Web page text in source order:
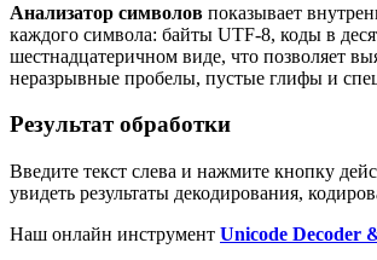
Анализатор символов показывает
каждого символа: байты UTF-8, коды в
шестнадцатеричном виде, что позволяет
неразрывные пробелы, пустые глифы и
Результат обработки
Введите текст слева и нажмите кнопку
увидеть результаты декодирования,
Наш онлайн инструмент Unicode Decoder